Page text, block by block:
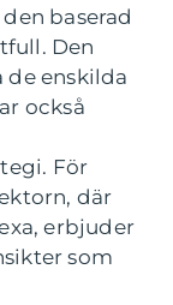
baserad
Den
enskilda
också
För
där
erbjuder
som